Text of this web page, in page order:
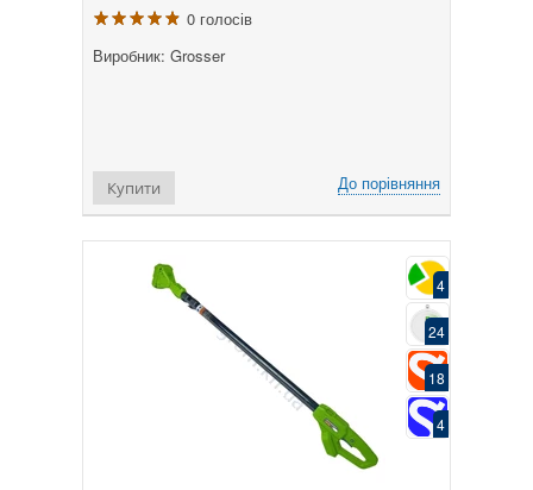
0 голосів
Виробник: Grosser
До порівняння
Купити
4
24
18
4